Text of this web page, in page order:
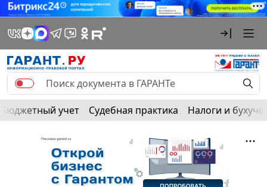
Бюджетный учет Судебная практика Налоги и